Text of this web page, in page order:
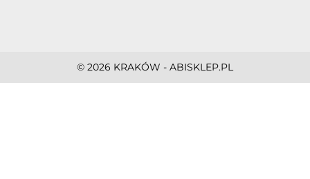
© 2026 KRAKÓW - ABISKLEP.PL